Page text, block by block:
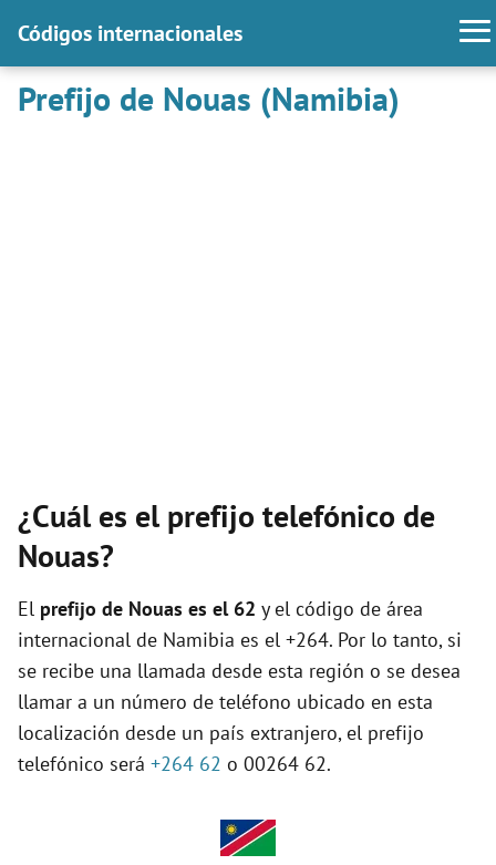
Códigos internacionales
Prefijo de Nouas (Namibia)
¿Cuál es el prefijo telefónico de
Nouas?
El prefijo de Nouas es el 62 y el código de área
internacional de Namibia es el +264. Por lo tanto, si
se recibe una llamada desde esta región o se desea
llamar a un número de teléfono ubicado en esta
localización desde un país extranjero, el prefijo
telefónico será +264 62 o 00264 62.